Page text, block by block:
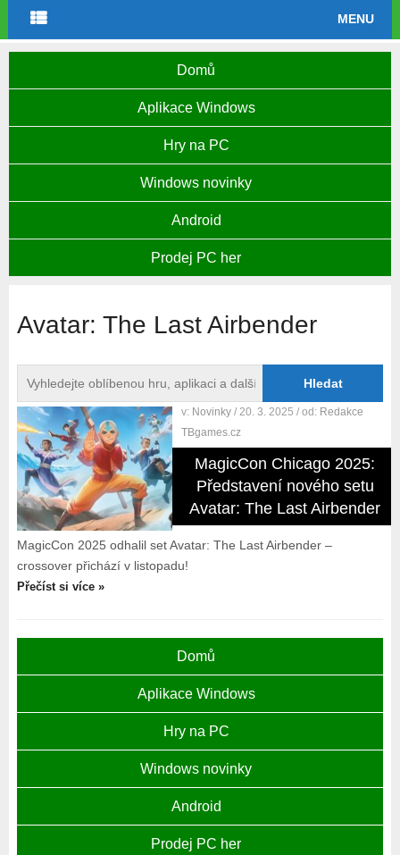
MENU
Domů
Aplikace Windows
Hry na PC
Windows novinky
Android
Prodej PC her
Avatar: The Last Airbender
v: Novinky / 20. 3. 2025 / od: Redakce
TBgames.cz
MagicCon Chicago 2025:
Představení nového setu
Avatar: The Last Airbender
MagicCon 2025 odhalil set Avatar: The Last Airbender –
crossover přichází v listopadu!
Přečíst si více »
Domů
Aplikace Windows
Hry na PC
Windows novinky
Android
Prodej PC her